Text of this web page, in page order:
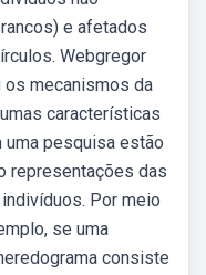
e afetados
Webgregor
os mecanismos da
características
uma pesquisa estão
representações das
Por meio
se uma
consiste